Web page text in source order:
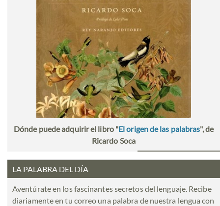
Dónde puede adquirir el libro "El origen de las palabras", de
Ricardo Soca
LA PALABRA DEL DÍA
Aventúrate en los fascinantes secretos del lenguaje. Recibe
diariamente en tu correo una palabra de nuestra lengua con